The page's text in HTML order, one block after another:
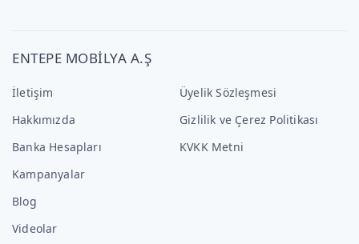
ENTEPE MOBİLYA A.Ş
İletişim
Hakkımızda
Banka Hesapları
Kampanyalar
Blog
Videolar
Üyelik Sözleşmesi
Gizlilik ve Çerez Politikası
KVKK Metni